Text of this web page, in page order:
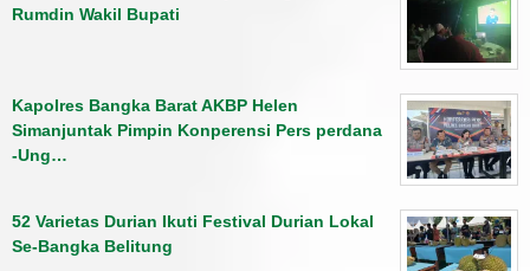
Rumdin Wakil Bupati
Kapolres Bangka Barat AKBP Helen
Simanjuntak Pimpin Konperensi Pers perdana
-Ung…
52 Varietas Durian Ikuti Festival Durian Lokal
Se-Bangka Belitung